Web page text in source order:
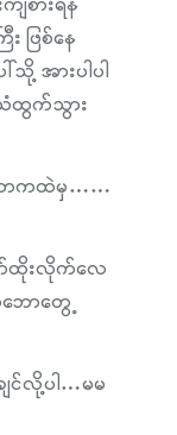
စားရန်
ဖြစ်နေ
အားပါပါ
ထွက်သွား
တကထဲမှ……
ထိုးလိုက်လေ
ဘောတွေ့
င်လို့ပါ…မမ